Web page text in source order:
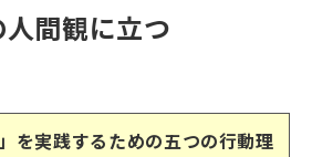
間観に立つ
を実践するための五つの行動理